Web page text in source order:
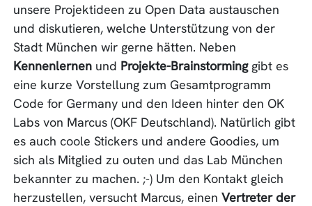
unsere Projektideen zu Open Data austauschen
und diskutieren, welche Unterstützung von der
Stadt München wir gerne hätten. Neben
Kennenlernen und Projekte-Brainstorminggibt es
eine kurze Vorstellung zum Gesamtprogramm
Code for Germany und den Ideen hinter den OK
Labs von Marcus (OKF Deutschland). Natürlich gibt
es auch coole Stickers und andere Goodies, um
sich als Mitglied zu outen und das Lab München
bekannter zu machen. ;-) Um den Kontakt gleich
herzustellen, versucht Marcus, einenVertreter der